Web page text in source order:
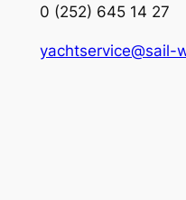
0 (252) 645 14 27
yachtservice@sail-